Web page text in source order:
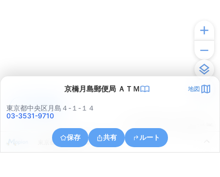
京橋月島郵便局 ＡＴＭ 地図
東京都中央区月島４-１-１４
03-3531-9710
保存 共有 ルート
東京都江東区牡丹１丁目１６
アプリで見る